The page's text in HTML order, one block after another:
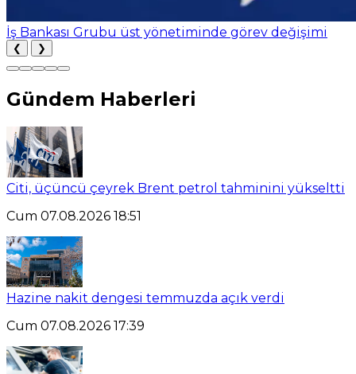
İş Bankası Grubu üst yönetiminde görev değişimi
❮ ❯
Gündem Haberleri
Citi, üçüncü çeyrek Brent petrol tahminini yükseltti
Cum 07.08.2026 18:51
Hazine nakit dengesi temmuzda açık verdi
Cum 07.08.2026 17:39